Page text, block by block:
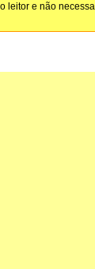
leitor e não